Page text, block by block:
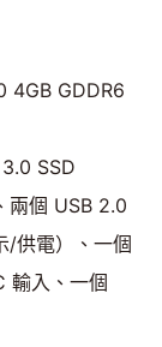
4GB GDDR6
SSD
兩個 USB 2.0
供電）、一個
輸入、一個